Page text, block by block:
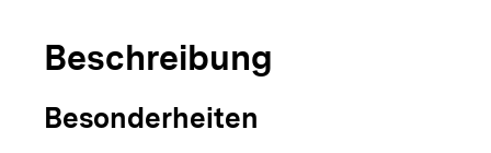
Beschreibung
Besonderheiten